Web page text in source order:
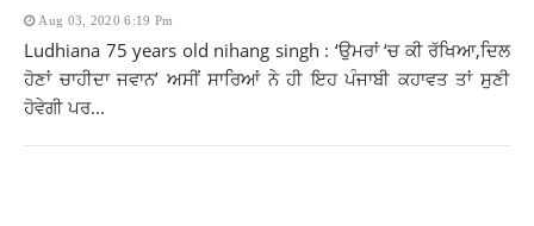
Aug 03, 2020 6:19 Pm
Ludhiana 75 years old nihang singh : ‘ਉਮਰਾਂ ‘ਚ ਕੀ ਰੱਖਿਆ,ਦਿਲ
ਹੋਣਾਂ ਚਾਹੀਦਾ ਜਵਾਨ’ ਅਸੀਂ ਸਾਰਿਆਂ ਨੇ ਹੀ ਇਹ ਪੰਜਾਬੀ ਕਹਾਵਤ ਤਾਂ ਸੁਣੀ
ਹੋਵੇਗੀ ਪਰ...